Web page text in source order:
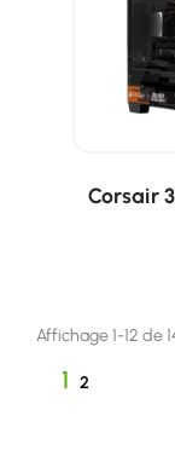
Corsair
Affichage 1-12 de
1 2